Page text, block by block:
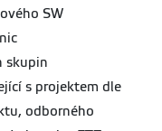
SW
skupin
s projektem dle
odborného